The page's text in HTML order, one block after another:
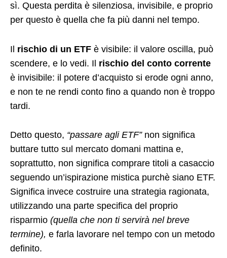
sì. Questa perdita è silenziosa, invisibile, e proprio
per questo è quella che fa più danni nel tempo.
Il rischio di un ETF è visibile: il valore oscilla, può
scendere, e lo vedi. Il rischio del conto corrente
è invisibile: il potere d’acquisto si erode ogni anno,
e non te ne rendi conto fino a quando non è troppo
tardi.
Detto questo, “passare agli ETF”non significa
buttare tutto sul mercato domani mattina e,
soprattutto, non significa comprare titoli a casaccio
seguendo un’ispirazione mistica purchè siano ETF.
Significa invece costruire una strategia ragionata,
utilizzando una parte specifica del proprio
risparmio (quella che non ti servirà nel breve
termine), e farla lavorare nel tempo con un metodo
definito.